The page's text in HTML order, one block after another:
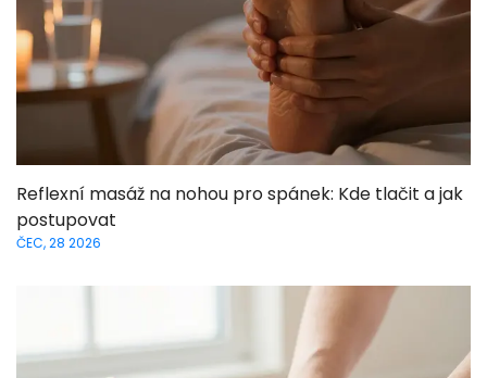
Reflexní masáž na nohou pro spánek: Kde tlačit a jak
postupovat
ČEC, 28 2026